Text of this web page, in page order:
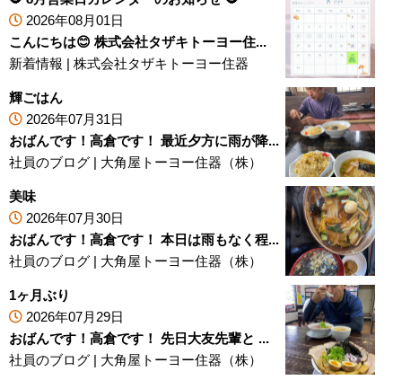
2026年08月01日
こんにちは😊 株式会社タザキトーヨー住...
新着情報 | 株式会社タザキトーヨー住器
輝ごはん
2026年07月31日
おばんです！高倉です！ 最近夕方に雨が降...
社員のブログ | 大角屋トーヨー住器（株）
美味
2026年07月30日
おばんです！高倉です！ 本日は雨もなく程...
社員のブログ | 大角屋トーヨー住器（株）
1ヶ月ぶり
2026年07月29日
おばんです！高倉です！ 先日大友先輩と ...
社員のブログ | 大角屋トーヨー住器（株）